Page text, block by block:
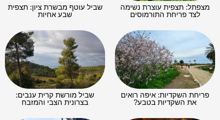
מצפתל: תצפית עוצרת נשימה
לצד פריחת התורמוסים
שביל עוטף מבשרת ציון: תצפית
שבע אחיות
פריחת השקדיות: איפה רואים
את השקדיות בטבע?
שביל מורשת קרית ענבים:
בצרונית הצבי והמזבח